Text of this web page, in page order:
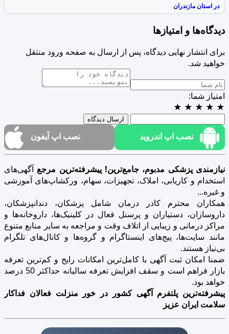
در استان مازندران
دیدگاه‌ها و امتیازها
برای انتشار نهایی دیدگاه، پس از ارسال به صفحه ورود منتقل
خواهید شد.
امتیاز شما:
★
★
★
★
★
ارسال دیدگاه
نصب اپ اندروید نصب اپ آیفون
نیازمندی پزشکی مدبوم، جامع‌ترین! پیشرفته‌ترین مرجع آگهی‌های
استخدام و کاریابی، املاک، تجهیزات، سهام، ورکشاپ‌های آموزشی
و غیره...
همکاران محترم کادر درمان شامل پزشکان، دندانپزشکان،
داروسازان، دستیاران و پرسنل فعال در کلینیک‌ها، داروخانه‌ها و
مراکز درمانی و زیبایی از اتلاف وقت و مراجعه به سایر منابع متنوع
مانند سایت‌ها، پیج‌های اینستاگرام و گروه‌ها و کانال‌های تلگرام
بی‌نیاز هستند.
ضمنا امکان ثبت آگهی با کامل‌ترین امکانات رایج و کم‌ترین تعرفه
بازار فراهم است و سقف افزایش تعرفه سالیانه حداکثر 50 درصد
خواهد بود.
پیشرفته‌ترین پلتفرم آگهی کشور در خور منزلت فعالان فداکار
سلامت ایران عزیز